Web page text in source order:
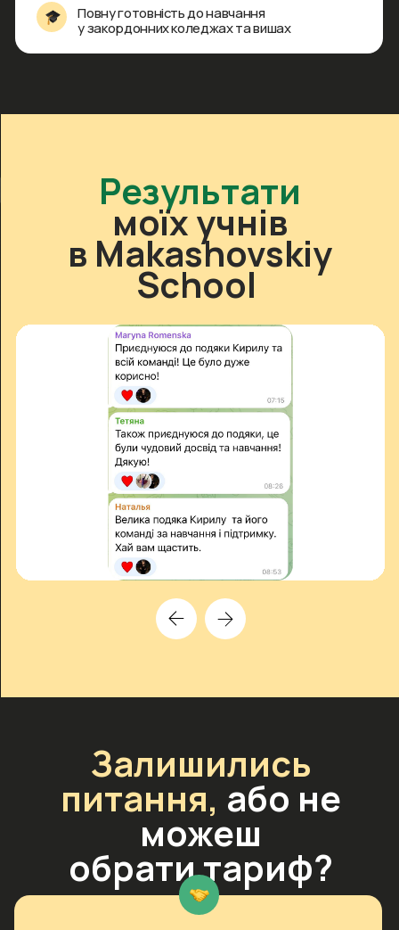
Забронювати місце зі знижкою
Кількість місць у розмовних
групах з викладачем
суворо обмежена:
для максимального результату та
комфорту
Забронюй
місце на курсі
та забирай оновлену програму
Відповіді на запитання,
які найчастіше
турбують батьків